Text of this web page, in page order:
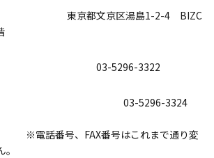
京区湯島1-2-4 BIZC
番号
3322
番号
3324
FAX番号はこれまで通り変
ざいません。